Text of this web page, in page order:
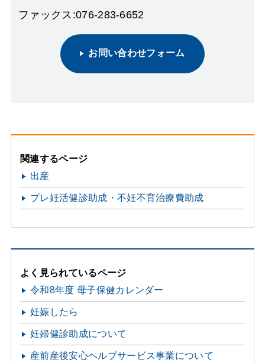
ファックス:076-283-6652
お問い合わせフォーム
関連するページ
出産
プレ妊活健診助成・不妊不育治療費助成
よく見られているページ
令和8年度 母子保健カレンダー
妊娠したら
妊婦健診助成について
産前産後安心ヘルプサービス事業について